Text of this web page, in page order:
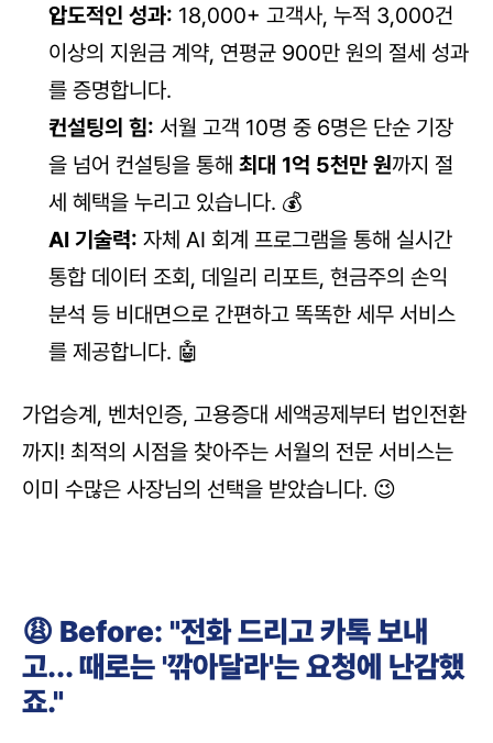
압도적인 성과: 18,000+ 고객사, 누적 3,000건
이상의 지원금 계약, 연평균 900만 원의 절세 성과
를 증명합니다.
컨설팅의 힘: 서월 고객 10명 중 6명은 단순 기장
을 넘어 컨설팅을 통해 최대 1억 5천만 원까지 절
세 혜택을 누리고 있습니다. 💰
AI 기술력: 자체 AI 회계 프로그램을 통해 실시간
통합 데이터 조회, 데일리 리포트, 현금주의 손익
분석 등 비대면으로 간편하고 똑똑한 세무 서비스
를 제공합니다. 🤖
가업승계, 벤처인증, 고용증대 세액공제부터 법인전환
까지! 최적의 시점을 찾아주는 서월의 전문 서비스는
이미 수많은 사장님의 선택을 받았습니다. 😉
😩 Before: "전화 드리고 카톡 보내
고... 때로는 '깎아달라'는 요청에 난감했
죠."